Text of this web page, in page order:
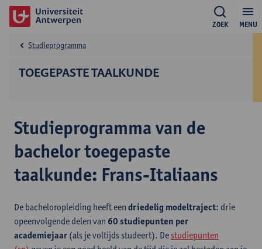
MENU
ZOEK
TOEGEPASTE TAALKUNDE
Studieprogramma
Studieprogramma van de
bachelor toegepaste
taalkunde: Frans-Italiaans
De bacheloropleiding heeft een driedelig modeltraject: drie
opeenvolgende delen van 60 studiepunten per
academiejaar (als je voltijds studeert). De studiepunten